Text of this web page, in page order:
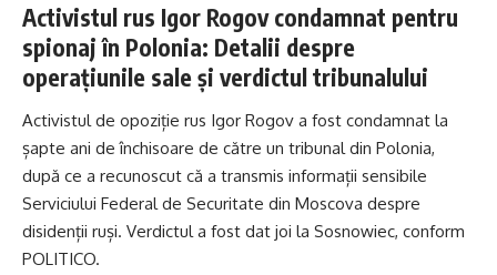
Activistul rus Igor Rogov condamnat pentru
spionaj în Polonia: Detalii despre
operațiunile sale și verdictul tribunalului
Activistul de opoziție rus Igor Rogov a fost condamnat la
șapte ani de închisoare de către un tribunal din Polonia,
după ce a recunoscut că a transmis informații sensibile
Serviciului Federal de Securitate din Moscova despre
disidenții ruși. Verdictul a fost dat joi la Sosnowiec, conform
POLITICO.